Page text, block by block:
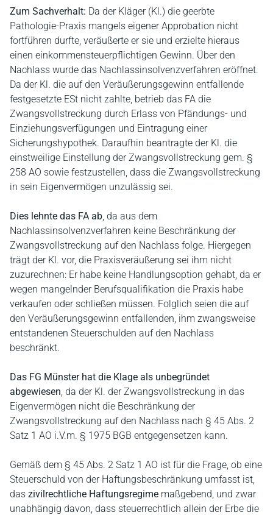
Zum Sachverhalt: Da der Kläger (Kl.) die geerbte
Pathologie-Praxis mangels eigener Approbation nicht
fortführen durfte, veräußerte er sie und erzielte hieraus
einen einkommensteuerpflichtigen Gewinn. Über den
Nachlass wurde das Nachlassinsolvenzverfahren eröffnet.
Da der Kl. die auf den Veräußerungsgewinn entfallende
festgesetzte ESt nicht zahlte, betrieb das FA die
Zwangsvollstreckung durch Erlass von Pfändungs- und
Einziehungsverfügungen und Eintragung einer
Sicherungshypothek. Daraufhin beantragte der Kl. die
einstweilige Einstellung der Zwangsvollstreckung gem. §
258 AO sowie festzustellen, dass die Zwangsvollstreckung
in sein Eigenvermögen unzulässig sei.
Dies lehnte das FA ab, da aus dem
Nachlassinsolvenzverfahren keine Beschränkung der
Zwangsvollstreckung auf den Nachlass folge. Hiergegen
trägt der Kl. vor, die Praxisveräußerung sei ihm nicht
zuzurechnen: Er habe keine Handlungsoption gehabt, da er
wegen mangelnder Berufsqualifikation die Praxis habe
verkaufen oder schließen müssen. Folglich seien die auf
den Veräußerungsgewinn entfallenden, ihm zwangsweise
entstandenen Steuerschulden auf den Nachlass
beschränkt.
Das FG Münster hat die Klage als unbegründet
abgewiesen, da der Kl. der Zwangsvollstreckung in das
Eigenvermögen nicht die Beschränkung der
Zwangsvollstreckung auf den Nachlass nach § 45 Abs. 2
Satz 1 AO i.V.m. § 1975 BGB entgegensetzen kann.
Gemäß dem § 45 Abs. 2 Satz 1 AO ist für die Frage, ob eine
Steuerschuld von der Haftungsbeschränkung umfasst ist,
das zivilrechtliche Haftungsregime maßgebend, und zwar
unabhängig davon, dass steuerrechtlich allein der Erbe die